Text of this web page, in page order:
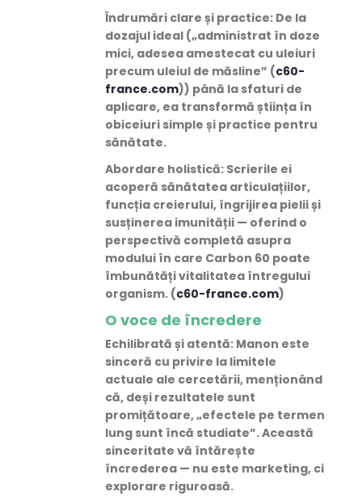
Îndrumări clare și practice: De la
dozajul ideal („administrat în doze
mici, adesea amestecat cu uleiuri
precum uleiul de măsline” (c60-
france.com)) până la sfaturi de
aplicare, ea transformă știința în
obiceiuri simple și practice pentru
sănătate.
Abordare holistică: Scrierile ei
acoperă sănătatea articulațiilor,
funcția creierului, îngrijirea pielii și
susținerea imunității — oferind o
perspectivă completă asupra
modului în care Carbon 60 poate
îmbunătăți vitalitatea întregului
organism. (c60-france.com)
O voce de încredere
Echilibrată și atentă: Manon este
sinceră cu privire la limitele
actuale ale cercetării, menționând
că, deși rezultatele sunt
promițătoare, „efectele pe termen
lung sunt încă studiate”. Această
sinceritate vă întărește
încrederea — nu este marketing, ci
explorare riguroasă.